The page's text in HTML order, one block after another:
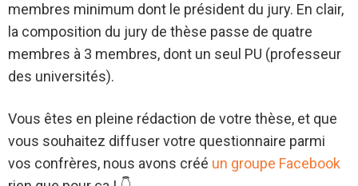
membres minimum dont le président du jury. En clair,
la composition du jury de thèse passe de quatre
membres à 3 membres, dont un seul PU (professeur
des universités).
Vous êtes en pleine rédaction de votre thèse, et que
vous souhaitez diffuser votre questionnaire parmi
vos confrères, nous avons créé un groupe Facebook